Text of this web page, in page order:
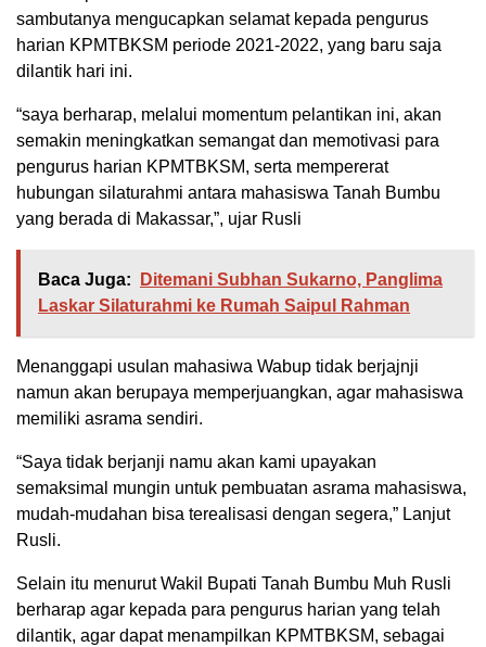
sambutanya mengucapkan selamat kepada pengurus
harian KPMTBKSM periode 2021-2022, yang baru saja
dilantik hari ini.
“saya berharap, melalui momentum pelantikan ini, akan
semakin meningkatkan semangat dan memotivasi para
pengurus harian KPMTBKSM, serta mempererat
hubungan silaturahmi antara mahasiswa Tanah Bumbu
yang berada di Makassar,”, ujar Rusli
Baca Juga:
Ditemani Subhan Sukarno, Panglima
Laskar Silaturahmi ke Rumah Saipul Rahman
Menanggapi usulan mahasiwa Wabup tidak berjajnji
namun akan berupaya memperjuangkan, agar mahasiswa
memiliki asrama sendiri.
“Saya tidak berjanji namu akan kami upayakan
semaksimal mungin untuk pembuatan asrama mahasiswa,
mudah-mudahan bisa terealisasi dengan segera,” Lanjut
Rusli.
Selain itu menurut Wakil Bupati Tanah Bumbu Muh Rusli
berharap agar kepada para pengurus harian yang telah
dilantik, agar dapat menampilkan KPMTBKSM, sebagai